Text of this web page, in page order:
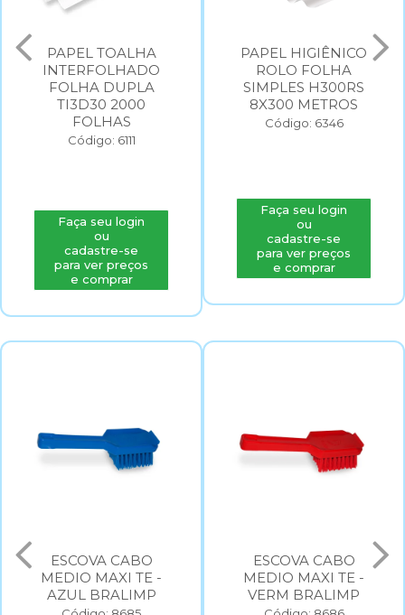
PAPEL HIGIÊNICO
ROLO FOLHA
SIMPLES H300RS
8X300 METROS
Código: 6346
Faça seu login
ou
cadastre-se
para ver preços
e comprar
PAPEL HIGIÊNICO
ROLO FOLHA
SIMPLES H500RS
8X500 METROS
Código: 6347
Faça seu login
ou
cadastre-se
para ver preços
e comprar
ESCOVA CABO
MEDIO MAXI TE -
AZUL BRALIMP
ESCOVA CABO
MEDIO MAXI TE -
VERM BRALIMP